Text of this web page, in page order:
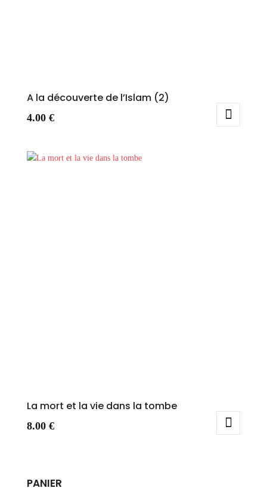
A la découverte de l’Islam (2)
4.00 €
La mort et la vie dans la tombe
8.00 €
PANIER